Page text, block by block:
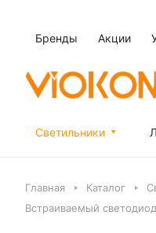
Бренды Акции
Светильники
Главная Каталог
Встраиваемый